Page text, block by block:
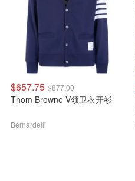
$657.75 $877.00
Thom Browne V领卫衣开衫
Bernardelli